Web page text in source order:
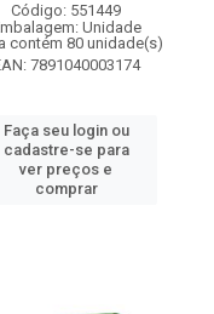
Código: 551449
Unidade
contém 80 unidade(s)
7891040003174
Faça seu login ou
cadastre-se para
ver preços e
comprar